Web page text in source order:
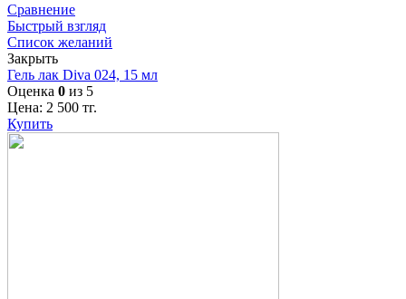
Сравнение
Быстрый взгляд
Список желаний
Закрыть
Гель лак Diva 024, 15 мл
Оценка 0 из 5
Цена: 2 500 тг.
Купить